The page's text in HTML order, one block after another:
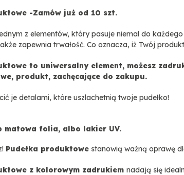
-Zamów już od 10 szt.
z elementów, który pasuje niemal do
zapewnia trwałość. Co oznacza, iż Twój
to uniwersalny element, możesz
produkt, zachęcające do zakupu.
je detalami, które uszlachetnią twoje pudełko!
matowa folia, albo lakier UV.
Pudełka produktowe stanowią ważną oprawę
z kolorowym zadrukiem nadają się